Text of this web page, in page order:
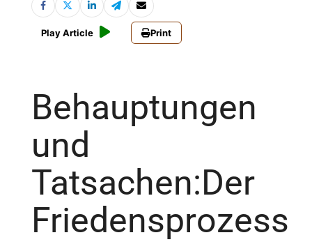
Play Article Print
Behauptungen
und
Tatsachen:Der
Friedensprozess